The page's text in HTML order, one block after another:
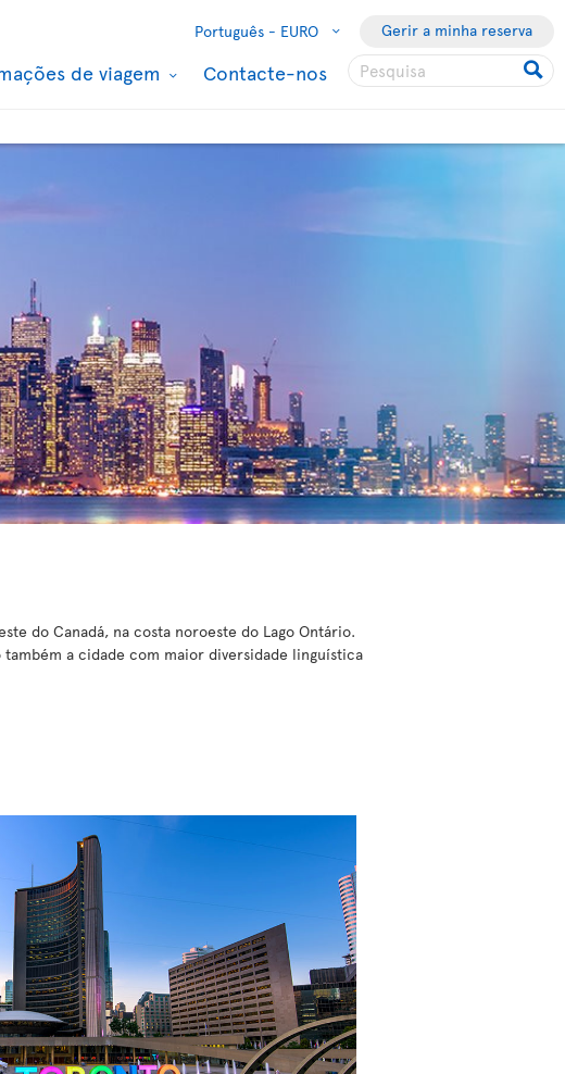
Português - EURO Gerir a minha reserva
de viagem Contacte-nos
do Canadá, na costa noroeste do Lago Ontário.
a cidade com maior diversidade linguística